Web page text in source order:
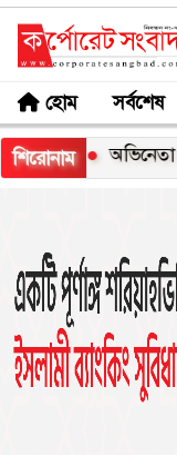
হোম সর্বশেষ
শিরোনাম
অভিনেতা প্রদীপ